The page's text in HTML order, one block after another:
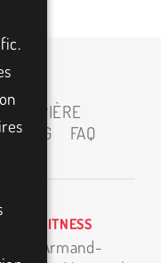
CARRIÈRE
BLOG
FAQ
BIO3FITNESS
11500 Armand-